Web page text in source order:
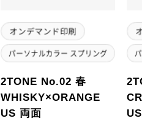
2TONE No.02 春
WHISKY×ORANGE
US 両面